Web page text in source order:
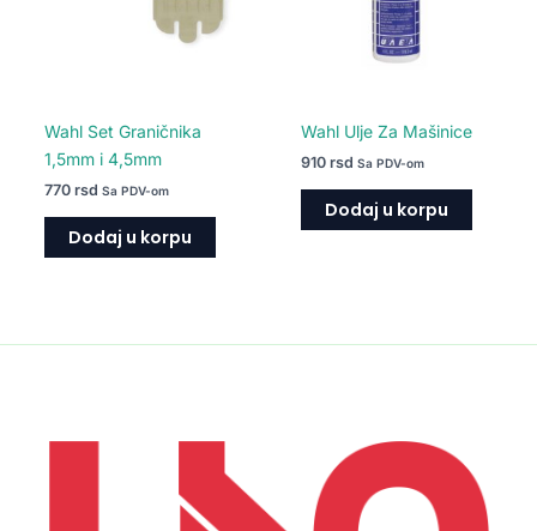
Wahl Set Graničnika
1,5mm i 4,5mm
770 rsd Sa PDV-om
Dodaj u korpu
Wahl Ulje Za Mašinice
910 rsd Sa PDV-om
Dodaj u korpu